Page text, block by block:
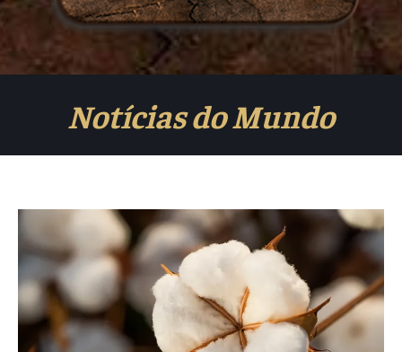
Notícias do Mundo